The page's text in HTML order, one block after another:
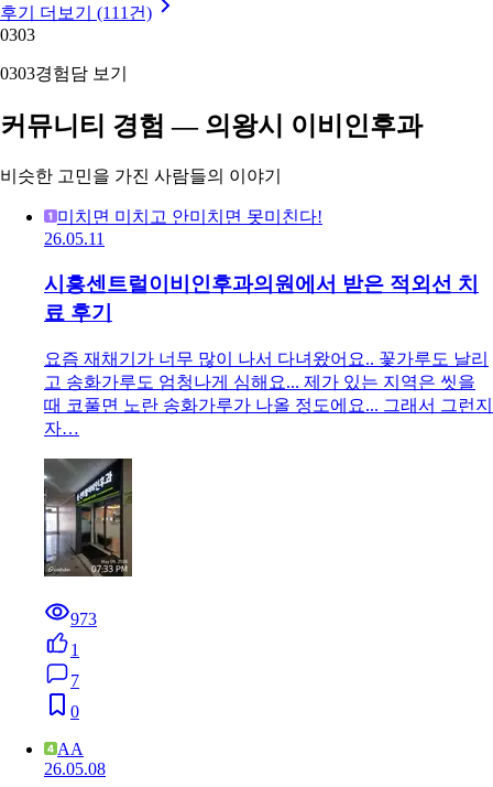
후기 더보기 (111건)
0303
0303경험담 보기
커뮤니티 경험 — 의왕시 이비인후과
비슷한 고민을 가진 사람들의 이야기
미치면 미치고 안미치면 못미친다!
26.05.11
시흥센트럴이비인후과의원에서 받은 적외선 치
료 후기
요즘 재채기가 너무 많이 나서 다녀왔어요.. 꽃가루도 날리
고 송화가루도 엄청나게 심해요... 제가 있는 지역은 씻을
때 코풀면 노란 송화가루가 나올 정도에요... 그래서 그런지
자…
973
1
7
0
AA
26.05.08